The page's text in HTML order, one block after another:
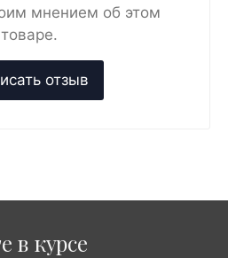
мнением об этом
товаре.
в курсе